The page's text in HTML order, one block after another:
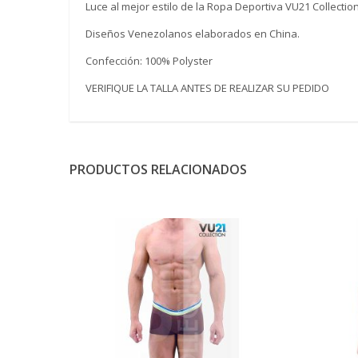
Luce al mejor estilo de la Ropa Deportiva VU21
Diseños Venezolanos elaborados en China.
Confección: 100% Polyster
VERIFIQUE LA TALLA ANTES DE REALIZAR SU PEDIDO
PRODUCTOS RELACIONADOS